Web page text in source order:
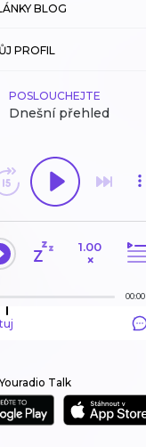
BLOG
PROFIL
POSLOUCHEJTE
Dnešní přehled
1.00
×
00:00
Talk